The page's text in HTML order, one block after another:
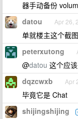
器手动备份
datou Apr 26,
单就楼主这个截
peterxutong
@datou 这个应
dqzcwxb Apr
毕竟它是 Chat
shijingshijing